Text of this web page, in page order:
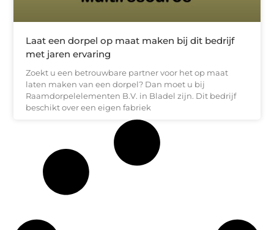
Laat een dorpel op maat maken bij dit bedrijf
met jaren ervaring
Zoekt u een betrouwbare partner voor het op maat
laten maken van een dorpel? Dan moet u bij
Raamdorpelelementen B.V. in Bladel zijn. Dit bedrijf
beschikt over een eigen fabriek